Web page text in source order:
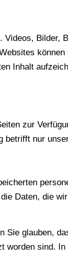
Inhalt
zur
betrifft nur
Daten, die
glauben,
sind.